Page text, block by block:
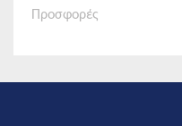
Προσφορές